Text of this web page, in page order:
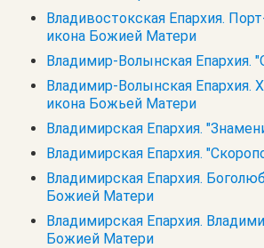
Владивостокская Епархия.
икона Божией Матери
Владимир-Волынская Епархия.
Владимир-Волынская Епархия.
икона Божьей Матери
Владимирская Епархия.
Владимирская Епархия.
Владимирская Епархия.
Божией Матери
Владимирская Епархия.
Божией Матери